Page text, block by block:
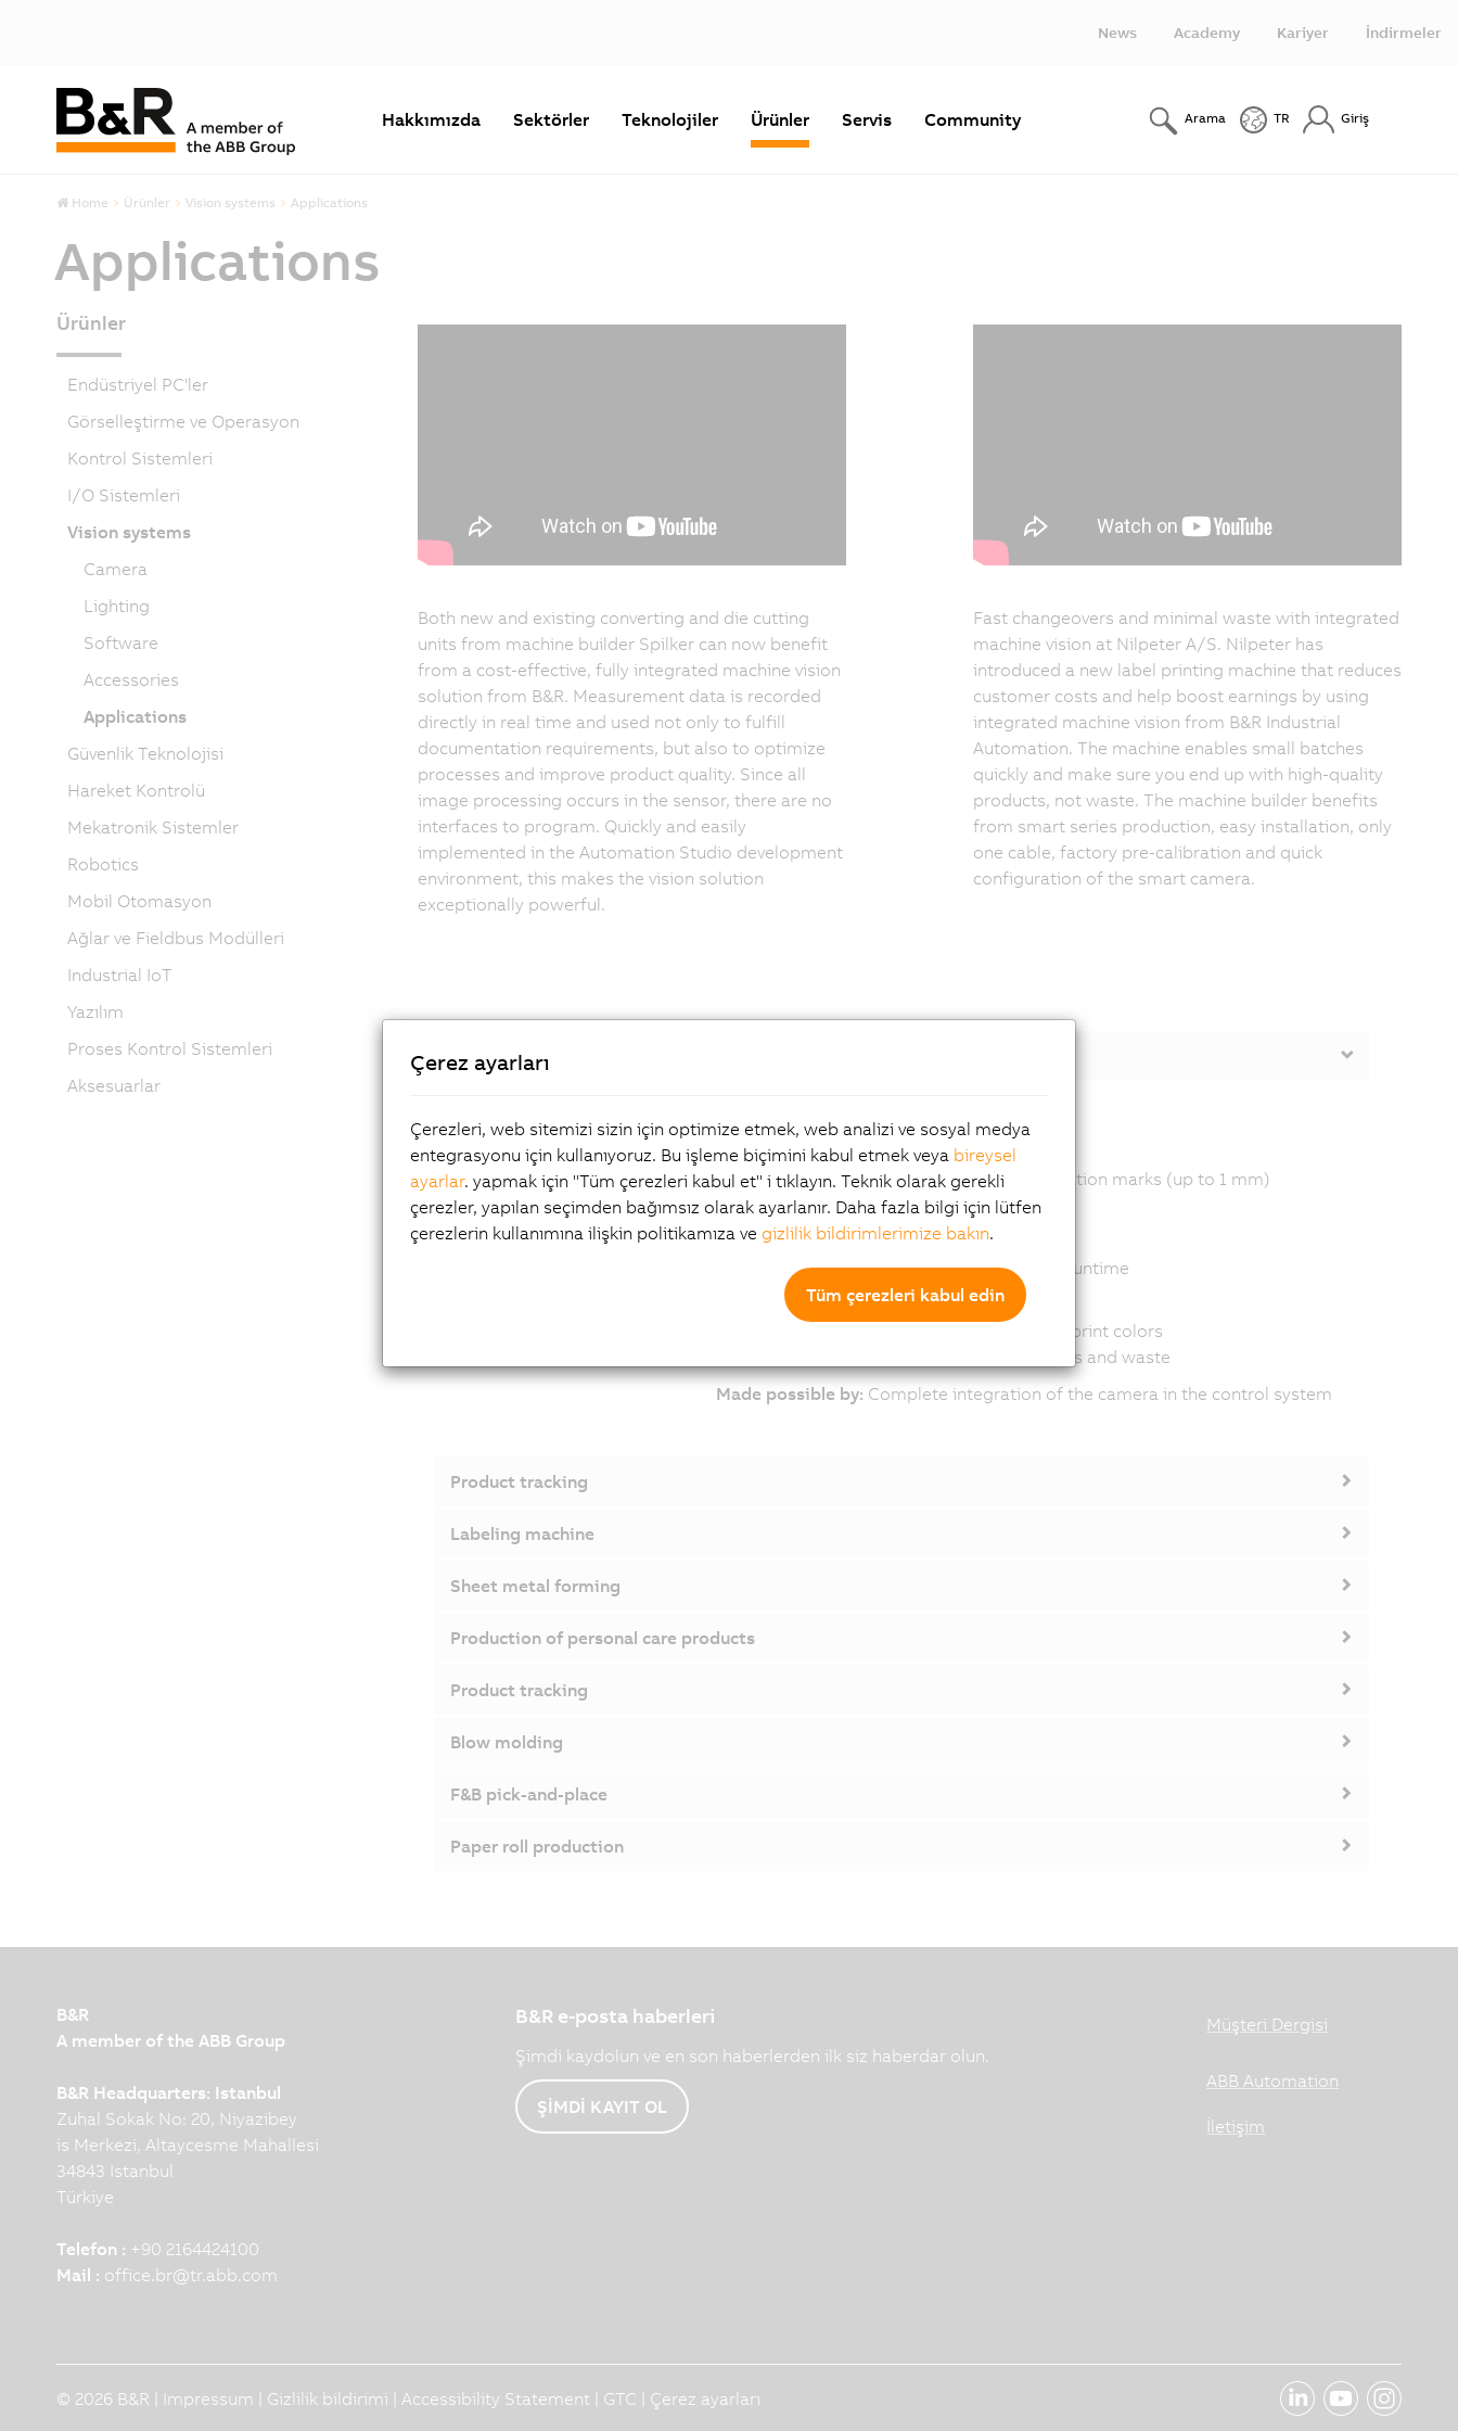
News Academy Kariyer İndirmeler
Hakkımızda Sektörler Teknolojiler Ürünler Servis Community Arama TR Giriş
Home Ürünler Vision systems Applications
Applications
Both new and existing converting and die cutting
units from machine builder Spilker can now benefit
from a cost-effective, fully integrated machine vision
solution from B&R. Measurement data is recorded
directly in real time and used not only to fulfill
documentation requirements, but also to optimize
processes and improve product quality. Since all
image processing occurs in the sensor, there are no
interfaces to program. Quickly and easily
implemented in the Automation Studio development
environment, this makes the vision solution
exceptionally powerful.
Fast changeovers and minimal waste with integrated
machine vision at Nilpeter A/S. Nilpeter has
introduced a new label printing machine that reduces
customer costs and help boost earnings by using
integrated machine vision from B&R Industrial
Automation. The machine enables small batches
quickly and make sure you end up with high-quality
products, not waste. The machine builder benefits
from smart series production, easy installation, only
one cable, factory pre-calibration and quick
configuration of the smart camera.
Registration mark detection
Task:Detect small, freely positioned registration marks (up to 1 mm)
Technical data:
» 13 μs exposure
» Many exposure colors, can be changed at runtime
Advantage:
» Reliable detection, even with low-contrast print colors
» Cost savings through reduction of materials and waste
Made possible by: Complete integration of the camera in the control system
Product tracking
Labeling machine
Sheet metal forming
Production of personal care products
Product tracking
Blow molding
F&B pick-and-place
Paper roll production
Ürünler
Endüstriyel PC'ler
Görselleştirme ve Operasyon
Kontrol Sistemleri
I/O Sistemleri
Vision systems
Camera
Lighting
Software
Accessories
Applications
Güvenlik Teknolojisi
Hareket Kontrolü
Mekatronik Sistemler
Robotics
Mobil Otomasyon
Ağlar ve Fieldbus Modülleri
Industrial IoT
Yazılım
Proses Kontrol Sistemleri
Aksesuarlar
B&R
A member of the ABB Group
B&R Headquarters: Istanbul
Zuhal Sokak No: 20, Niyazibey
is Merkezi, Altaycesme Mahallesi
34843 Istanbul
Türkiye
Telefon : +90 2164424100
Mail : office.br@tr.abb.com
B&R e-posta haberleri
Şimdi kaydolun ve en son haberlerden ilk siz haberdar olun.
ŞİMDİ KAYIT OL
Müşteri Dergisi
ABB Automation
İletişim
© 2026 B&R | Impressum Gizlilik bildirimi Accessibility Statement GTC Çerez ayarları
Çerez ayarları
Çerezleri, web sitemizi sizin için optimize etmek, web analizi ve sosyal medya
entegrasyonu için kullanıyoruz. Bu işleme biçimini kabul etmek veya bireysel
ayarlar. yapmak için "Tüm çerezleri kabul et" i tıklayın. Teknik olarak gerekli
çerezler, yapılan seçimden bağımsız olarak ayarlanır. Daha fazla bilgi için lütfen
çerezlerin kullanımına ilişkin politikamıza ve gizlilik bildirimlerimize bakın.
Tüm çerezleri kabul edin